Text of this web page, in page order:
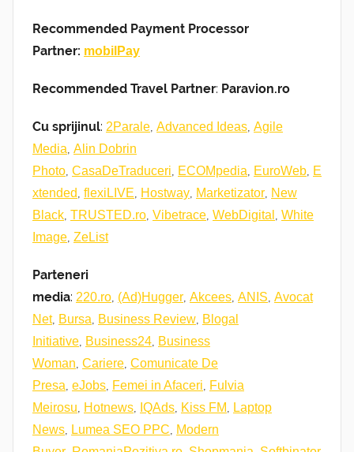
Recommended Payment Processor
Partner: mobilPay
Recommended Travel Partner: Paravion.ro
Cu sprijinul: 2Parale, Advanced Ideas, Agile
Media, Alin Dobrin
Photo, CasaDeTraduceri, ECOMpedia, EuroWeb, E
xtended, flexiLIVE, Hostway, Marketizator, New
Black, TRUSTED.ro, Vibetrace, WebDigital , White
Image, ZeList
Parteneri
media: 220.ro, (Ad)Hugger, Akcees, ANIS, Avocat
Net, Bursa, Business Review, Blogal
Initiative, Business24, Business
Woman, Cariere, Comunicate De
Presa, eJobs, Femei in Afaceri, Fulvia
Meirosu, Hotnews, IQAds, Kiss FM, Laptop
News, Lumea SEO PPC, Modern